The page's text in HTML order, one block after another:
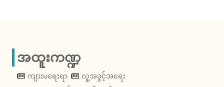
အထူးကဏ္ဍ
ကျားမရေးရာ
လူ့အခွင့်အရေး